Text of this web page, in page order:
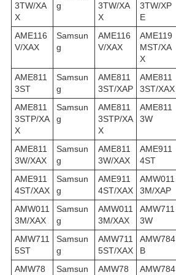
3TW/XA
X
g
3TW/XA
X
3TW/XP
E
AME116
V/XAX
Samsun
g
AME116
V/XAX
AME119
MST/XA
X
AME811
3ST
Samsun
g
AME811
3ST/XAP
AME811
3ST/XAX
AME811
3STP/XA
X
Samsun
g
AME811
3STP/XA
X
AME811
3W
AME811
3W/XAX
Samsun
g
AME811
3W/XAX
AME911
4ST
AME911
4ST/XAX
Samsun
g
AME911
4ST/XAX
AMW011
3M/XAP
AMW011
3M/XAX
Samsun
g
AMW011
3M/XAX
AMW711
3W
AMW711
5ST
Samsun
g
AMW711
5ST/XAX
AMW784
B
AMW78
Samsun
AMW78
AMW784